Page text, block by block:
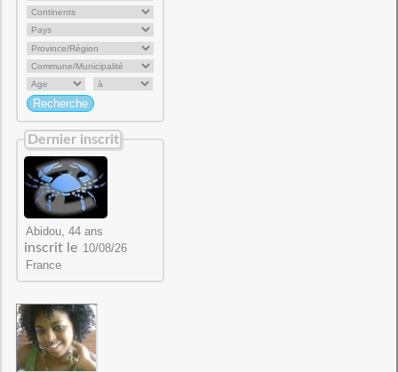
Dernier inscrit
inscrit le